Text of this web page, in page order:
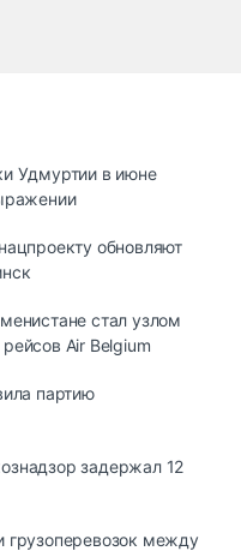
Удмуртии в июне
обновляют
стал узлом
Air Belgium
партию
задержал 12
грузоперевозок между